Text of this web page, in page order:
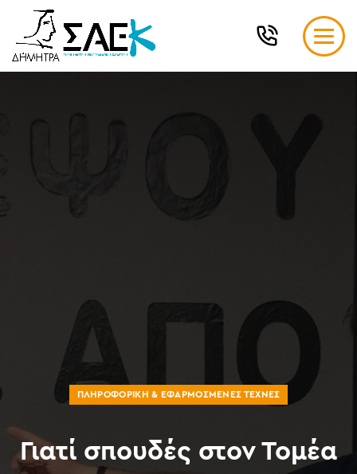
ΠΛΗΡΟΦΟΡΙΚΉ & ΕΦΑΡΜΟΣΜΈΝΕΣ ΤΈΧΝΕΣ
Γιατί σπουδές στον Τομέα